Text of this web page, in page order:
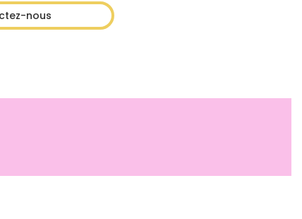
nous